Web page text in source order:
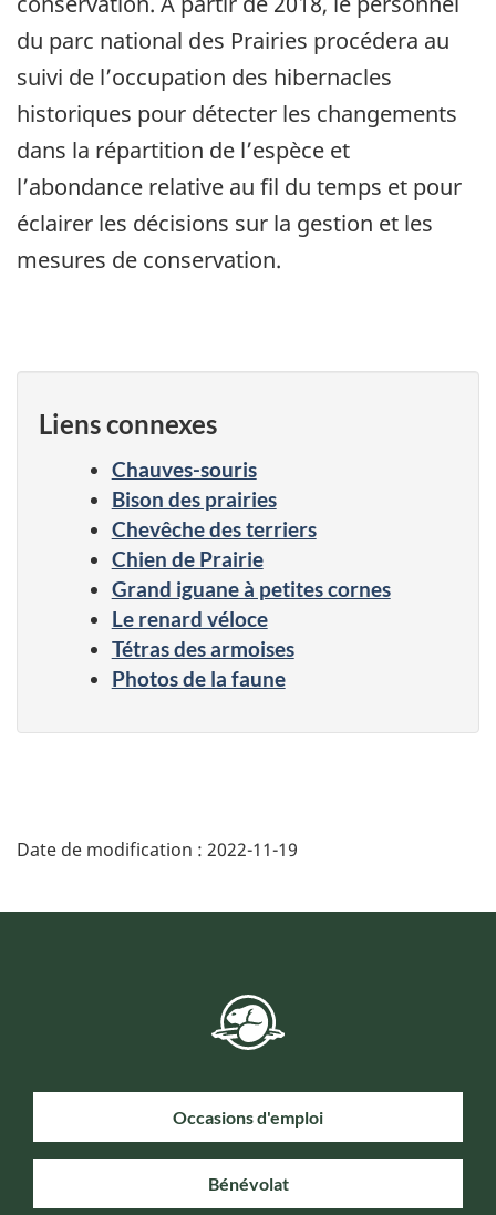
du parc national des Prairies procédera au
suivi de l’occupation des hibernacles
historiques pour détecter les changements
dans la répartition de l’espèce et
l’abondance relative au fil du temps et pour
éclairer les décisions sur la gestion et les
mesures de conservation.
Liens connexes
Chauves-souris
Bison des prairies
Chevêche des terriers
Chien de Prairie
Grand iguane à petites cornes
Le renard véloce
Tétras des armoises
Photos de la faune
Date de modification : 2022-11-19
Occasions d'emploi
Bénévolat